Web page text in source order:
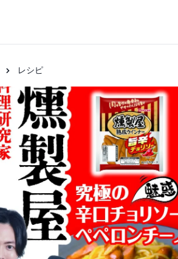
レシピ